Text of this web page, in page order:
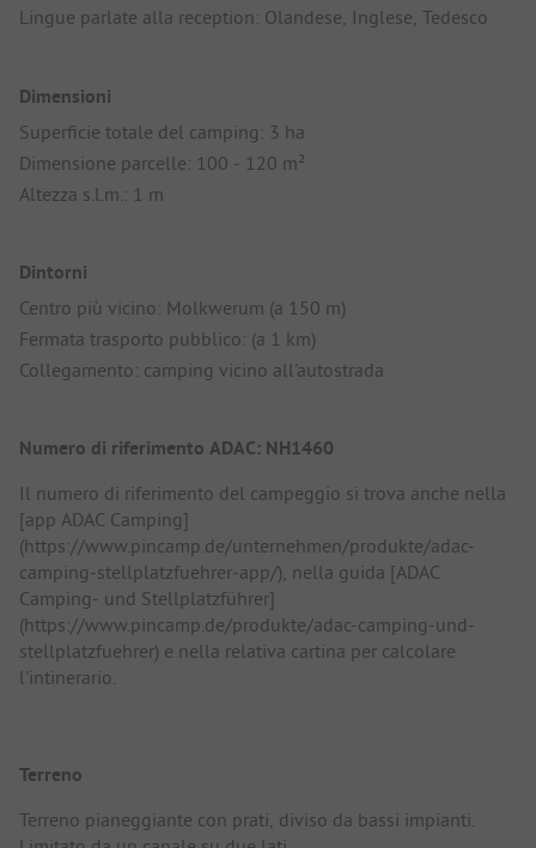
Lingue parlate alla reception: Olandese, Inglese, Tedesco
Dimensioni
Superficie totale del camping: 3 ha
Dimensione parcelle: 100 - 120 m²
Altezza s.l.m.: 1 m
Dintorni
Centro più vicino: Molkwerum (a 150 m)
Fermata trasporto pubblico: (a 1 km)
Collegamento: camping vicino all'autostrada
Numero di riferimento ADAC: NH1460
Il numero di riferimento del campeggio si trova anche nella
[app ADAC Camping]
(https://www.pincamp.de/unternehmen/produkte/adac-
camping-stellplatzfuehrer-app/), nella guida [ADAC
Camping- und Stellplatzführer]
(https://www.pincamp.de/produkte/adac-camping-und-
stellplatzfuehrer) e nella relativa cartina per calcolare
l'intinerario.
Terreno
Terreno pianeggiante con prati, diviso da bassi impianti.